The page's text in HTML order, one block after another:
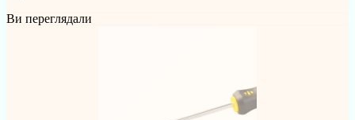
Ви переглядали